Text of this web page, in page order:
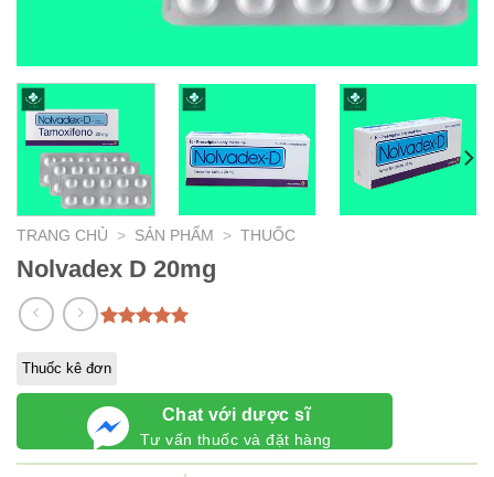
TRANG CHỦ > SẢN PHẨM > THUỐC
Chat với dược sĩ
Tư vấn thuốc và đặt hàng
Nolvadex D 20mg
Thuốc kê đơnđánh giá